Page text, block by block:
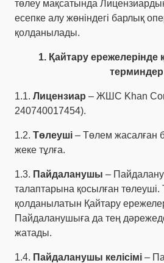
төлеу мақсатында
есепке алу жөніндегі барлық
қолданылады.
1. Қайтару
терминдер
1.1. Лицензиар – ЖШС Khan
240740017454).
1.2. Төлеуші – Төлем жасалған
жеке тұлға.
1.3. Пайдаланушы –
талаптарына қосылған төлеуші.
қолданылатын Қайтару
Пайдаланушыға да тең
жатады.
1.4. Пайдаланушы келісімі –